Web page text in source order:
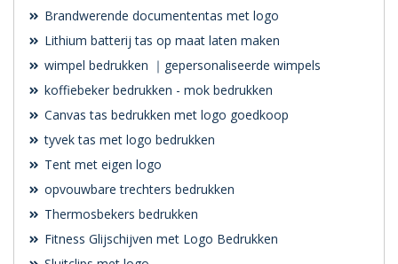
Brandwerende documententas met logo
Lithium batterij tas op maat laten maken
wimpel bedrukken ｜gepersonaliseerde wimpels
koffiebeker bedrukken - mok bedrukken
Canvas tas bedrukken met logo goedkoop
tyvek tas met logo bedrukken
Tent met eigen logo
opvouwbare trechters bedrukken
Thermosbekers bedrukken
Fitness Glijschijven met Logo Bedrukken